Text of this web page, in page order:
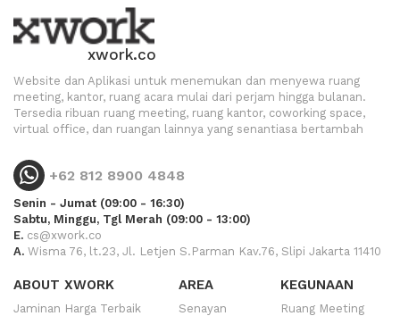
xwork.co
Website dan Aplikasi untuk menemukan dan menyewa ruang
meeting, kantor, ruang acara mulai dari perjam hingga bulanan.
Tersedia ribuan ruang meeting, ruang kantor, coworking space,
virtual office, dan ruangan lainnya yang senantiasa bertambah
+62 812 8900 4848
Senin - Jumat (09:00 - 16:30)
Sabtu, Minggu, Tgl Merah (09:00 - 13:00)
E. cs@xwork.co
A. Wisma 76, lt.23, Jl. Letjen S.Parman Kav.76, Slipi Jakarta 11410
ABOUT XWORK
Jaminan Harga Terbaik
AREA
Senayan
KEGUNAAN
Ruang Meeting